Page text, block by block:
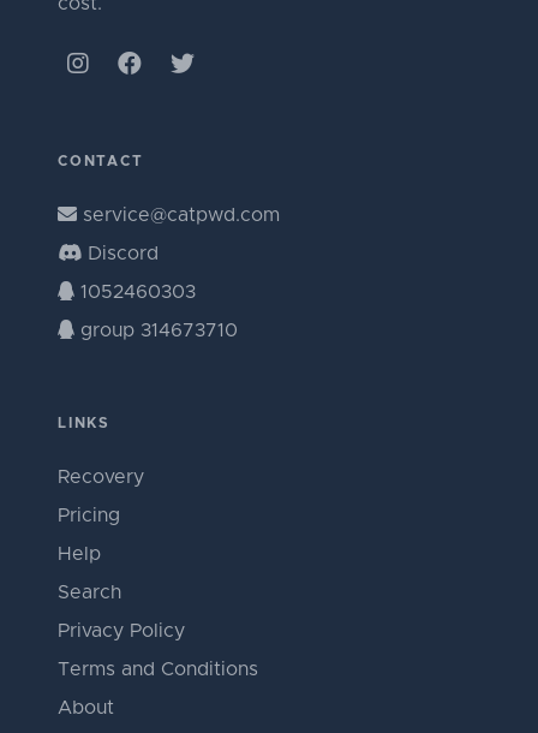
CONTACT
service@catpwd.com
Discord
1052460303
group 314673710
LINKS
Recovery
Pricing
Help
Search
Privacy Policy
Terms and Conditions
About